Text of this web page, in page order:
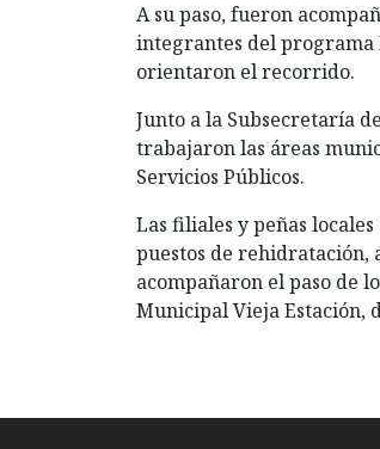
A su paso, fueron
integrantes del programa
orientaron el recorrido.
Junto a la Subsecretaría
trabajaron las áreas
Servicios Públicos.
Las filiales y peñas
puestos de rehidratación,
acompañaron el paso de
Municipal Vieja Estación,